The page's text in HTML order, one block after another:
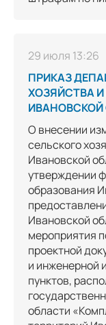
29 июля 13:26
ПРИКАЗ
ХОЗЯЙСТВА
ИВАНОВСКОЙ
О внесении
сельского
Ивановской
утверждении
образования
Ивановской
мероприятия
проектной
и инженерной
пунктов,
области